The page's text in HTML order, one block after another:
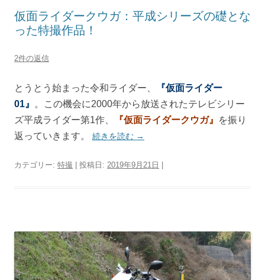
仮面ライダークウガ：平成シリーズの礎とな
った特撮作品！
2件の返信
とうとう始まった令和ライダー、
『仮面ライダー
01』
。この機会に2000年から放送されたテレビシリー
ズ平成ライダー第1作、
『仮面ライダークウガ』
を振り
返っていきます。
続きを読む →
カテゴリー: 特撮 | 投稿日: 2019年9月21日